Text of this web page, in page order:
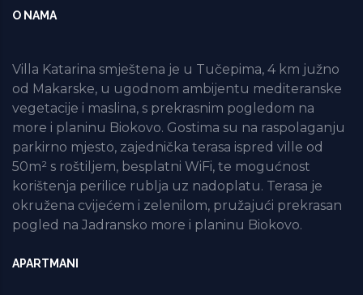
O NAMA
Villa Katarina smještena je u Tučepima, 4 km južno
od Makarske, u ugodnom ambijentu mediteranske
vegetacije i maslina, s prekrasnim pogledom na
more i planinu Biokovo. Gostima su na raspolaganju
parkirno mjesto, zajednička terasa ispred ville od
50m² s roštiljem, besplatni WiFi, te mogućnost
korištenja perilice rublja uz nadoplatu. Terasa je
okružena cvijećem i zelenilom, pružajući prekrasan
pogled na Jadransko more i planinu Biokovo.
APARTMANI